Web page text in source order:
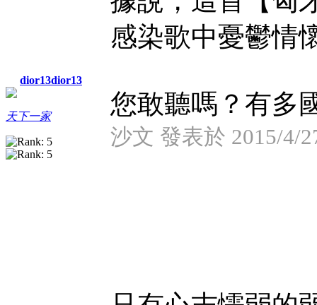
dior13dior13
天下一家
感染歌中憂鬱情
您敢聽嗎？有多
沙文 發表於 2015/4/